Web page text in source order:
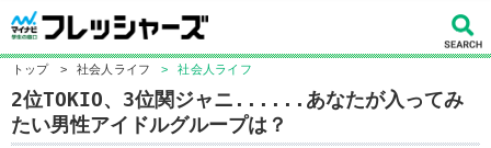
トップ > 社会人ライフ > 社会人ライフ
2位TOKIO、3位関ジャニ......あなたが入ってみ
たい男性アイドルグループは？